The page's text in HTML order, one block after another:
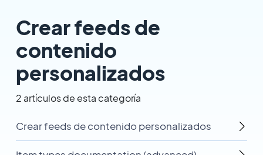
Crear feeds de
contenido
personalizados
2 artículos de esta categoría
Crear feeds de contenido personalizados